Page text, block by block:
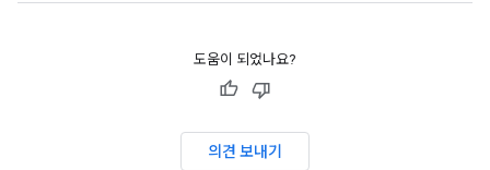
도움이 되었나요?
의견 보내기